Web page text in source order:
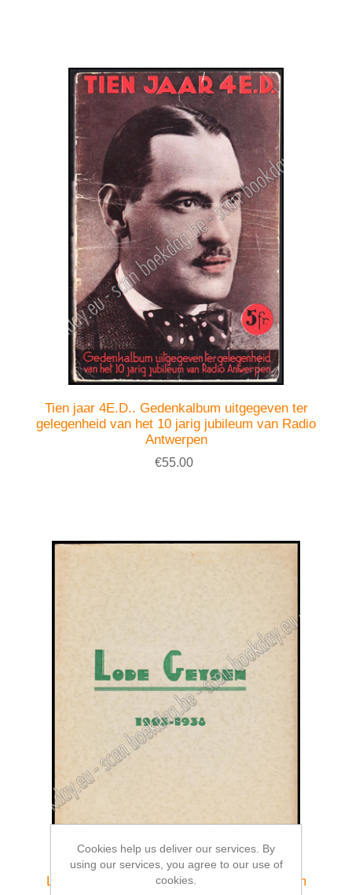
Tien jaar 4E.D.. Gedenkalbum uitgegeven ter
gelegenheid van het 10 jarig jubileum van Radio
Antwerpen
€55.00
Lode Geysen 1903-1938. Herdenkingsalbum
Cookies help us deliver our services. By
using our services, you agree to our use of
cookies.